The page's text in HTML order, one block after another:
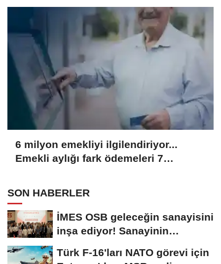
6 milyon emekliyi ilgilendiriyor...
Emekli aylığı fark ödemeleri 7
SON HABERLER
İMES OSB geleceğin sanayisini
inşa ediyor! Sanayinin
Türk F-16'ları NATO görevi için